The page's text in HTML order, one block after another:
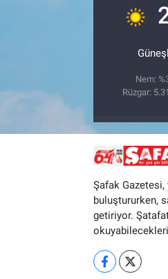
Nem:
Rüzgar:
Şafak
buluştururken,
getiriyor.